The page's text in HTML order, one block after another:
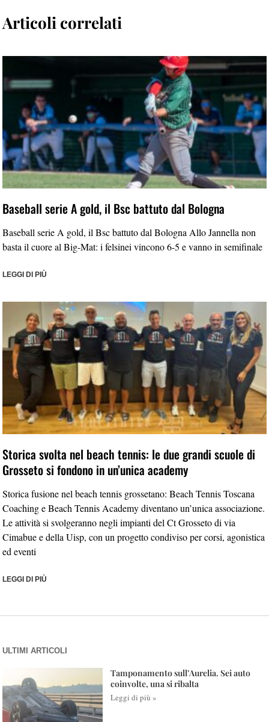
Articoli correlati
Baseball serie A gold, il Bsc battuto dal Bologna
Baseball serie A gold, il Bsc battuto dal Bologna Allo Jannella non
basta il cuore al Big-Mat: i felsinei vincono 6-5 e vanno in semifinale
LEGGI DI PIÙ
Storica svolta nel beach tennis: le due grandi scuole di
Grosseto si fondono in un’unica academy
Storica fusione nel beach tennis grossetano: Beach Tennis Toscana
Coaching e Beach Tennis Academy diventano un’unica associazione.
Le attività si svolgeranno negli impianti del Ct Grosseto di via
Cimabue e della Uisp, con un progetto condiviso per corsi, agonistica
ed eventi
LEGGI DI PIÙ
ULTIMI ARTICOLI
Tamponamento sull’Aurelia. Sei auto
coinvolte, una si ribalta
Leggi di più »